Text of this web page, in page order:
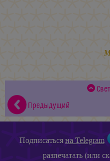
Предыдущий
Подписатьсяна Telegram
разпечатать (или